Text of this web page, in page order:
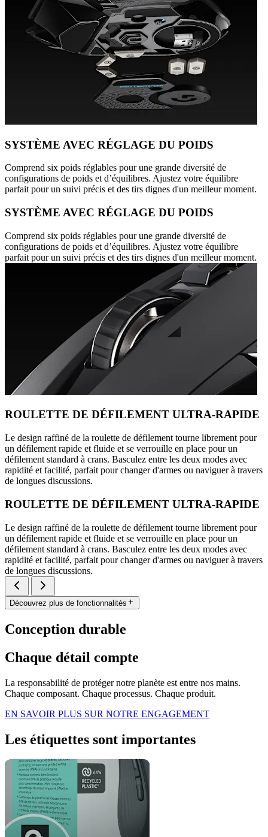
SYSTÈME AVEC RÉGLAGE DU POIDS
Comprend six poids réglables pour une grande diversité de
configurations de poids et d’équilibres. Ajustez votre équilibre
parfait pour un suivi précis et des tirs dignes d'un meilleur moment.
SYSTÈME AVEC RÉGLAGE DU POIDS
Comprend six poids réglables pour une grande diversité de
configurations de poids et d’équilibres. Ajustez votre équilibre
parfait pour un suivi précis et des tirs dignes d'un meilleur moment.
ROULETTE DE DÉFILEMENT ULTRA-RAPIDE
Le design raffiné de la roulette de défilement tourne librement pour
un défilement rapide et fluide et se verrouille en place pour un
défilement standard à crans. Basculez entre les deux modes avec
rapidité et facilité, parfait pour changer d'armes ou naviguer à travers
de longues discussions.
ROULETTE DE DÉFILEMENT ULTRA-RAPIDE
Le design raffiné de la roulette de défilement tourne librement pour
un défilement rapide et fluide et se verrouille en place pour un
défilement standard à crans. Basculez entre les deux modes avec
rapidité et facilité, parfait pour changer d'armes ou naviguer à travers
de longues discussions.
Découvrez plus de fonctionnalités
Conception durable
Chaque détail compte
La responsabilité de protéger notre planète est entre nos mains.
Chaque composant. Chaque processus. Chaque produit.
EN SAVOIR PLUS SUR NOTRE ENGAGEMENT
Les étiquettes sont importantes